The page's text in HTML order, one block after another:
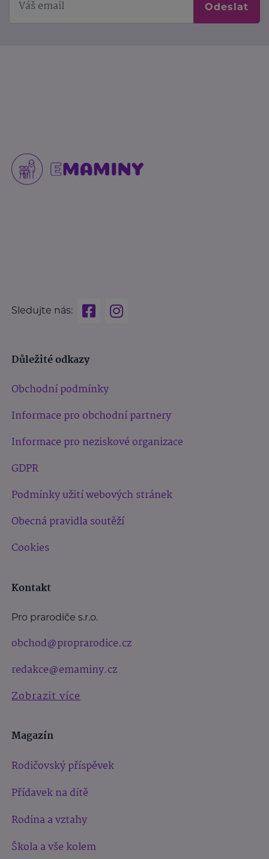
Odeslat
Sledujte nás:
Důležité odkazy
Obchodní podmínky
Informace pro obchodní partnery
Informace pro neziskové organizace
GDPR
Podmínky užití webových stránek
Obecná pravidla soutěží
Cookies
Kontakt
Pro prarodiče s.r.o.
obchod@proprarodice.cz
redakce@emaminy.cz
Zobrazit více
Magazín
Rodičovský příspěvek
Přídavek na dítě
Rodina a vztahy
Škola a vše kolem